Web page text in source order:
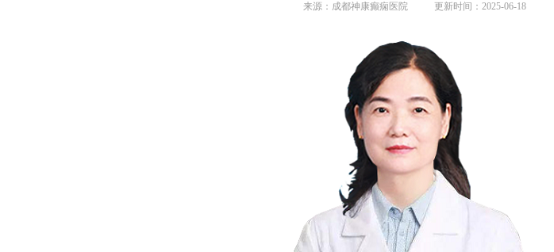
来源：成都神康癫痫医院 更新时间：2025-06-18